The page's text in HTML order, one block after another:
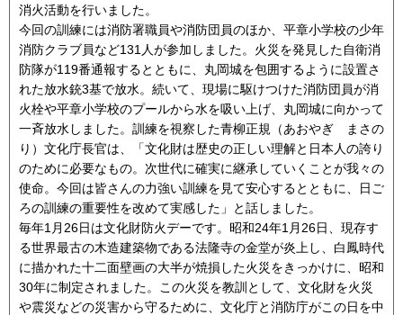
消火活動を行いました。
今回の訓練には消防署職員や消防団員のほか、平章小学校の少年
消防クラブ員など131人が参加しました。火災を発見した自衛消
防隊が119番通報するとともに、丸岡城を包囲するように設置さ
れた放水銃3基で放水。続いて、現場に駆けつけた消防団員が消
火栓や平章小学校のプールから水を吸い上げ、丸岡城に向かって
一斉放水しました。訓練を視察した青柳正規（あおやぎ まさの
り）文化庁長官は、「文化財は歴史の正しい理解と日本人の誇り
のために必要なもの。次世代に確実に継承していくことが我々の
使命。今回は皆さんの力強い訓練を見て安心するとともに、日ご
ろの訓練の重要性を改めて実感した」と話しました。
毎年1月26日は文化財防火デーです。昭和24年1月26日、現存す
る世界最古の木造建築物である法隆寺の金堂が炎上し、白鳳時代
に描かれた十二面壁画の大半が焼損した火災をきっかけに、昭和
30年に制定されました。この火災を教訓として、文化財を火災
や震災などの災害から守るために、文化庁と消防庁がこの日を中